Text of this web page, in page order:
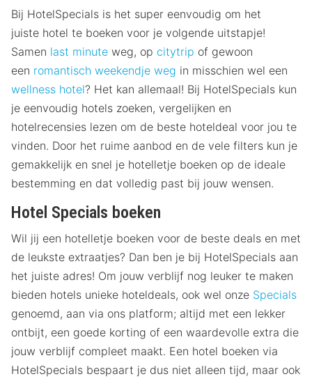
Bij HotelSpecials is het super eenvoudig om het
juiste hotel te boeken voor je volgende uitstapje!
Samen last minute weg, op citytrip of gewoon
een romantisch weekendje weg in misschien wel een
wellness hotel? Het kan allemaal! Bij HotelSpecials kun
je eenvoudig hotels zoeken, vergelijken en
hotelrecensies lezen om de beste hoteldeal voor jou te
vinden. Door het ruime aanbod en de vele filters kun je
gemakkelijk en snel je hotelletje boeken op de ideale
bestemming en dat volledig past bij jouw wensen.
Hotel Specials boeken
Wil jij een hotelletje boeken voor de beste deals en met
de leukste extraatjes? Dan ben je bij HotelSpecials aan
het juiste adres! Om jouw verblijf nog leuker te maken
bieden hotels unieke hoteldeals, ook wel onze Specials
genoemd, aan via ons platform; altijd met een lekker
ontbijt, een goede korting of een waardevolle extra die
jouw verblijf compleet maakt. Een hotel boeken via
HotelSpecials bespaart je dus niet alleen tijd, maar ook